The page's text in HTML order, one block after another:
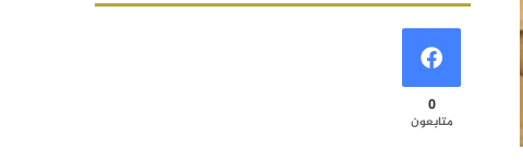
0
متابعون